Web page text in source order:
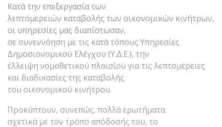
Κατά την επεξεργασία των
λεπτομερειών καταβολής των οικονομικών κινήτρων,
οι υπηρεσίες μας διαπίστωσαν,
σε συνεννόηση με τις κατά τόπους Υπηρεσίες
Δημοσιονομικού Ελέγχου (Υ.Δ.Ε.), την
έλλειψη νομοθετικού πλαισίου για τις λεπτομέρειες
και διαδικασίες της καταβολής
του οικονομικού κινήτρου.
Προκύπτουν, συνεπώς, πολλά ερωτήματα
σχετικά με τον τρόπο απόδοσής του, το